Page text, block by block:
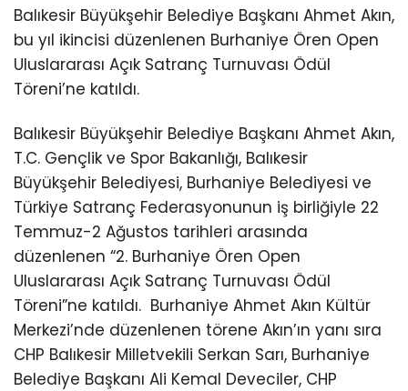
Balıkesir Büyükşehir Belediye Başkanı Ahmet Akın,
bu yıl ikincisi düzenlenen Burhaniye Ören Open
Uluslararası Açık Satranç Turnuvası Ödül
Töreni’ne katıldı.
Balıkesir Büyükşehir Belediye Başkanı Ahmet Akın,
T.C. Gençlik ve Spor Bakanlığı, Balıkesir
Büyükşehir Belediyesi, Burhaniye Belediyesi ve
Türkiye Satranç Federasyonunun iş birliğiyle 22
Temmuz-2 Ağustos tarihleri arasında
düzenlenen “2. Burhaniye Ören Open
Uluslararası Açık Satranç Turnuvası Ödül
Töreni”ne katıldı. Burhaniye Ahmet Akın Kültür
Merkezi’nde düzenlenen törene Akın’ın yanı sıra
CHP Balıkesir Milletvekili Serkan Sarı, Burhaniye
Belediye Başkanı Ali Kemal Deveciler, CHP